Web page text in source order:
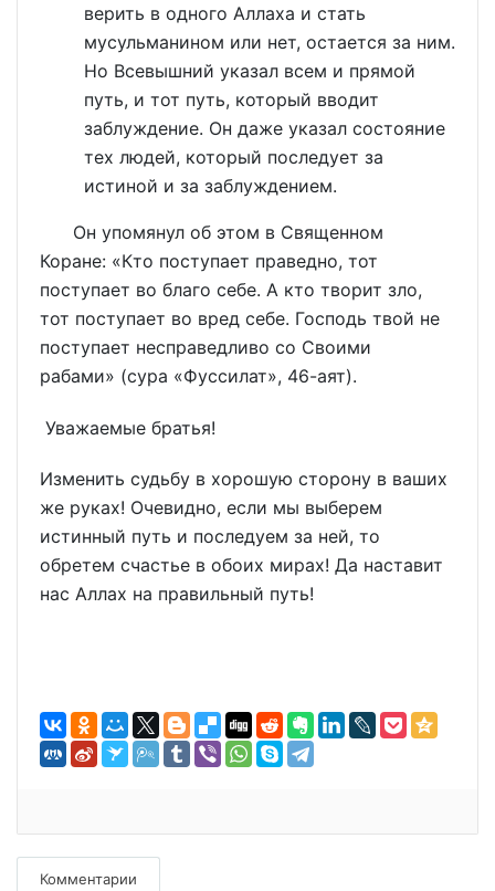
верить в одного Аллаха и стать
мусульманином или нет, остается за ним.
Но Всевышний указал всем и прямой
путь, и тот путь, который вводит
заблуждение. Он даже указал состояние
тех людей, который последует за
истиной и за заблуждением.
Он упомянул об этом в Священном
Коране: «Кто поступает праведно, тот
поступает во благо себе. А кто творит зло,
тот поступает во вред себе. Господь твой не
поступает несправедливо со Своими
рабами» (сура «Фуссилат», 46-аят).
Уважаемые братья!
Изменить судьбу в хорошую сторону в ваших
же руках! Очевидно, если мы выберем
истинный путь и последуем за ней, то
обретем счастье в обоих мирах! Да наставит
нас Аллах на правильный путь!
Комментарии